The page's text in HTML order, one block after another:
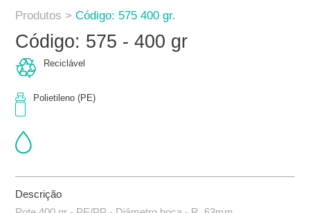
Produtos >Código: 575 400 gr.
Código: 575 - 400 gr
Reciclável
Polietileno (PE)
Descrição